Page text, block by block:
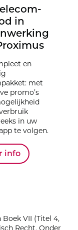
in
en
met
promo’s
in uw
te volgen.
info
VII (Titel 4,
Recht. Onder